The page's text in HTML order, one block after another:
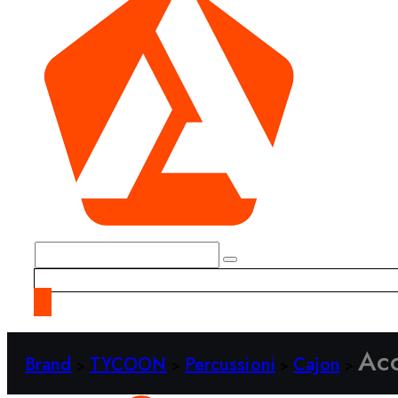
Brand TYCOON Percussioni Cajon